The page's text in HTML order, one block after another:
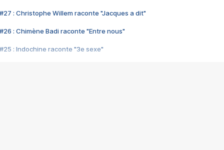
#27 : Christophe Willem raconte "Jacques a dit"
#26 : Chimène Badi raconte "Entre nous"
#25 : Indochine raconte "3e sexe"